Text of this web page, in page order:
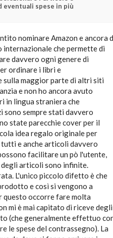
eventuali spese in più
nominare Amazon e ancora
internazionale che permette di
davvero ogni genere di
ordinare i libri e
sulla maggior parte di altri siti
e non ho ancora avuto
in lingua straniera che
sono sempre stati davvero
state parecchie cover per il
idea regalo originale per
tutti e anche articoli davvero
facilitare un pò l'utente,
degli articoli sono infinite.
L'unico piccolo difetto è che
e così si vengono a
questo occorre fare molta
mi è mai capitato di riceve degli
(che generalmente effettuo
le spese del contrassegno). La